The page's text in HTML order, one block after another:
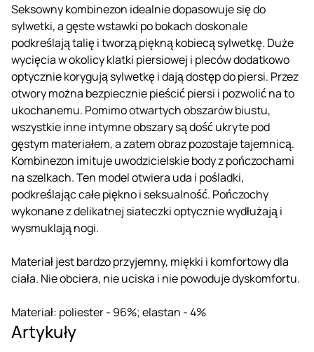
Seksowny kombinezon idealnie dopasowuje się do
sylwetki, a gęste wstawki po bokach doskonale
podkreślają talię i tworzą piękną kobiecą sylwetkę. Duże
wycięcia w okolicy klatki piersiowej i pleców dodatkowo
optycznie korygują sylwetkę i dają dostęp do piersi. Przez
otwory można bezpiecznie pieścić piersi i pozwolić na to
ukochanemu. Pomimo otwartych obszarów biustu,
wszystkie inne intymne obszary są dość ukryte pod
gęstym materiałem, a zatem obraz pozostaje tajemnicą.
Kombinezon imituje uwodzicielskie body z pończochami
na szelkach. Ten model otwiera uda i pośladki,
podkreślając całe piękno i seksualność. Pończochy
wykonane z delikatnej siateczki optycznie wydłużają i
wysmuklają nogi.
Materiał jest bardzo przyjemny, miękki i komfortowy dla
ciała. Nie obciera, nie uciska i nie powoduje dyskomfortu.
Materiał: poliester - 96%; elastan - 4%
Artykuły